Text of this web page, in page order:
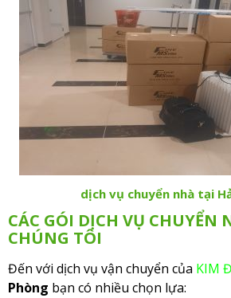
dịch vụ chuyển nhà tại
CÁC GÓI DỊCH VỤ CHUYỂN
CHÚNG TÔI
Đến với dịch vụ vận chuyển của KIM
Phòng bạn có nhiều chọn lựa: